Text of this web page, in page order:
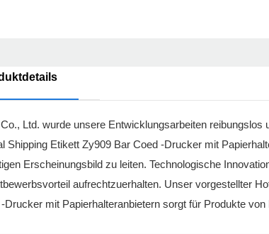
Ltd. wurde unsere Entwicklungsarbeiten reibungslos
Etikett Zy909 Bar Coed -Drucker mit
Erscheinungsbild zu leiten. Technologische
aufrechtzuerhalten. Unser vorgestellter
mit Papierhalteranbietern sorgt für Produkte